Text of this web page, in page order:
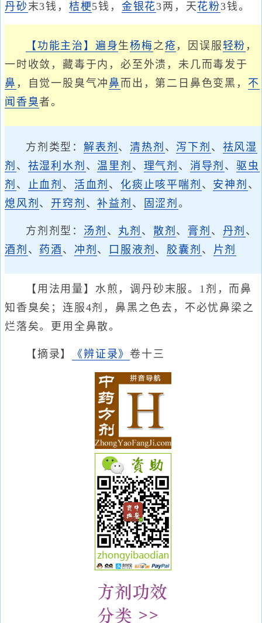
丹砂 末3钱， 桔梗5钱， 金银花3两，天花粉3钱。
【功能主治】 遍身生杨梅之疮 ，因误服轻粉 ，
一时收敛，藏毒于内，必至外溃，未几而毒发于
鼻 ，自觉一股臭气冲 鼻 而出，第二日鼻色变黑， 不
闻香臭者。
方剂类型： 解表剂 、清热剂 、 泻下剂 、 祛风湿
剂 、 祛湿利水剂 、温里剂 、 理气剂 、 消导剂 、驱虫
剂 、 止血剂 、 活血剂 、 化痰止咳平喘剂 、 安神剂 、
熄风剂 、 开窍剂 、补益剂 、 固涩剂。
方剂剂型： 汤剂 、 丸剂 、 散剂 、 膏剂 、 丹剂 、
酒剂 、 药酒 、 冲剂 、 口服液剂 、 胶囊剂 、 片剂
【用法用量】水煎，调丹砂末服。1剂，而鼻
知香臭矣；连服4剂，鼻黑之色去，不必忧鼻梁之
烂落矣。更用全鼻散。
【摘录】 《辨证录》卷十三